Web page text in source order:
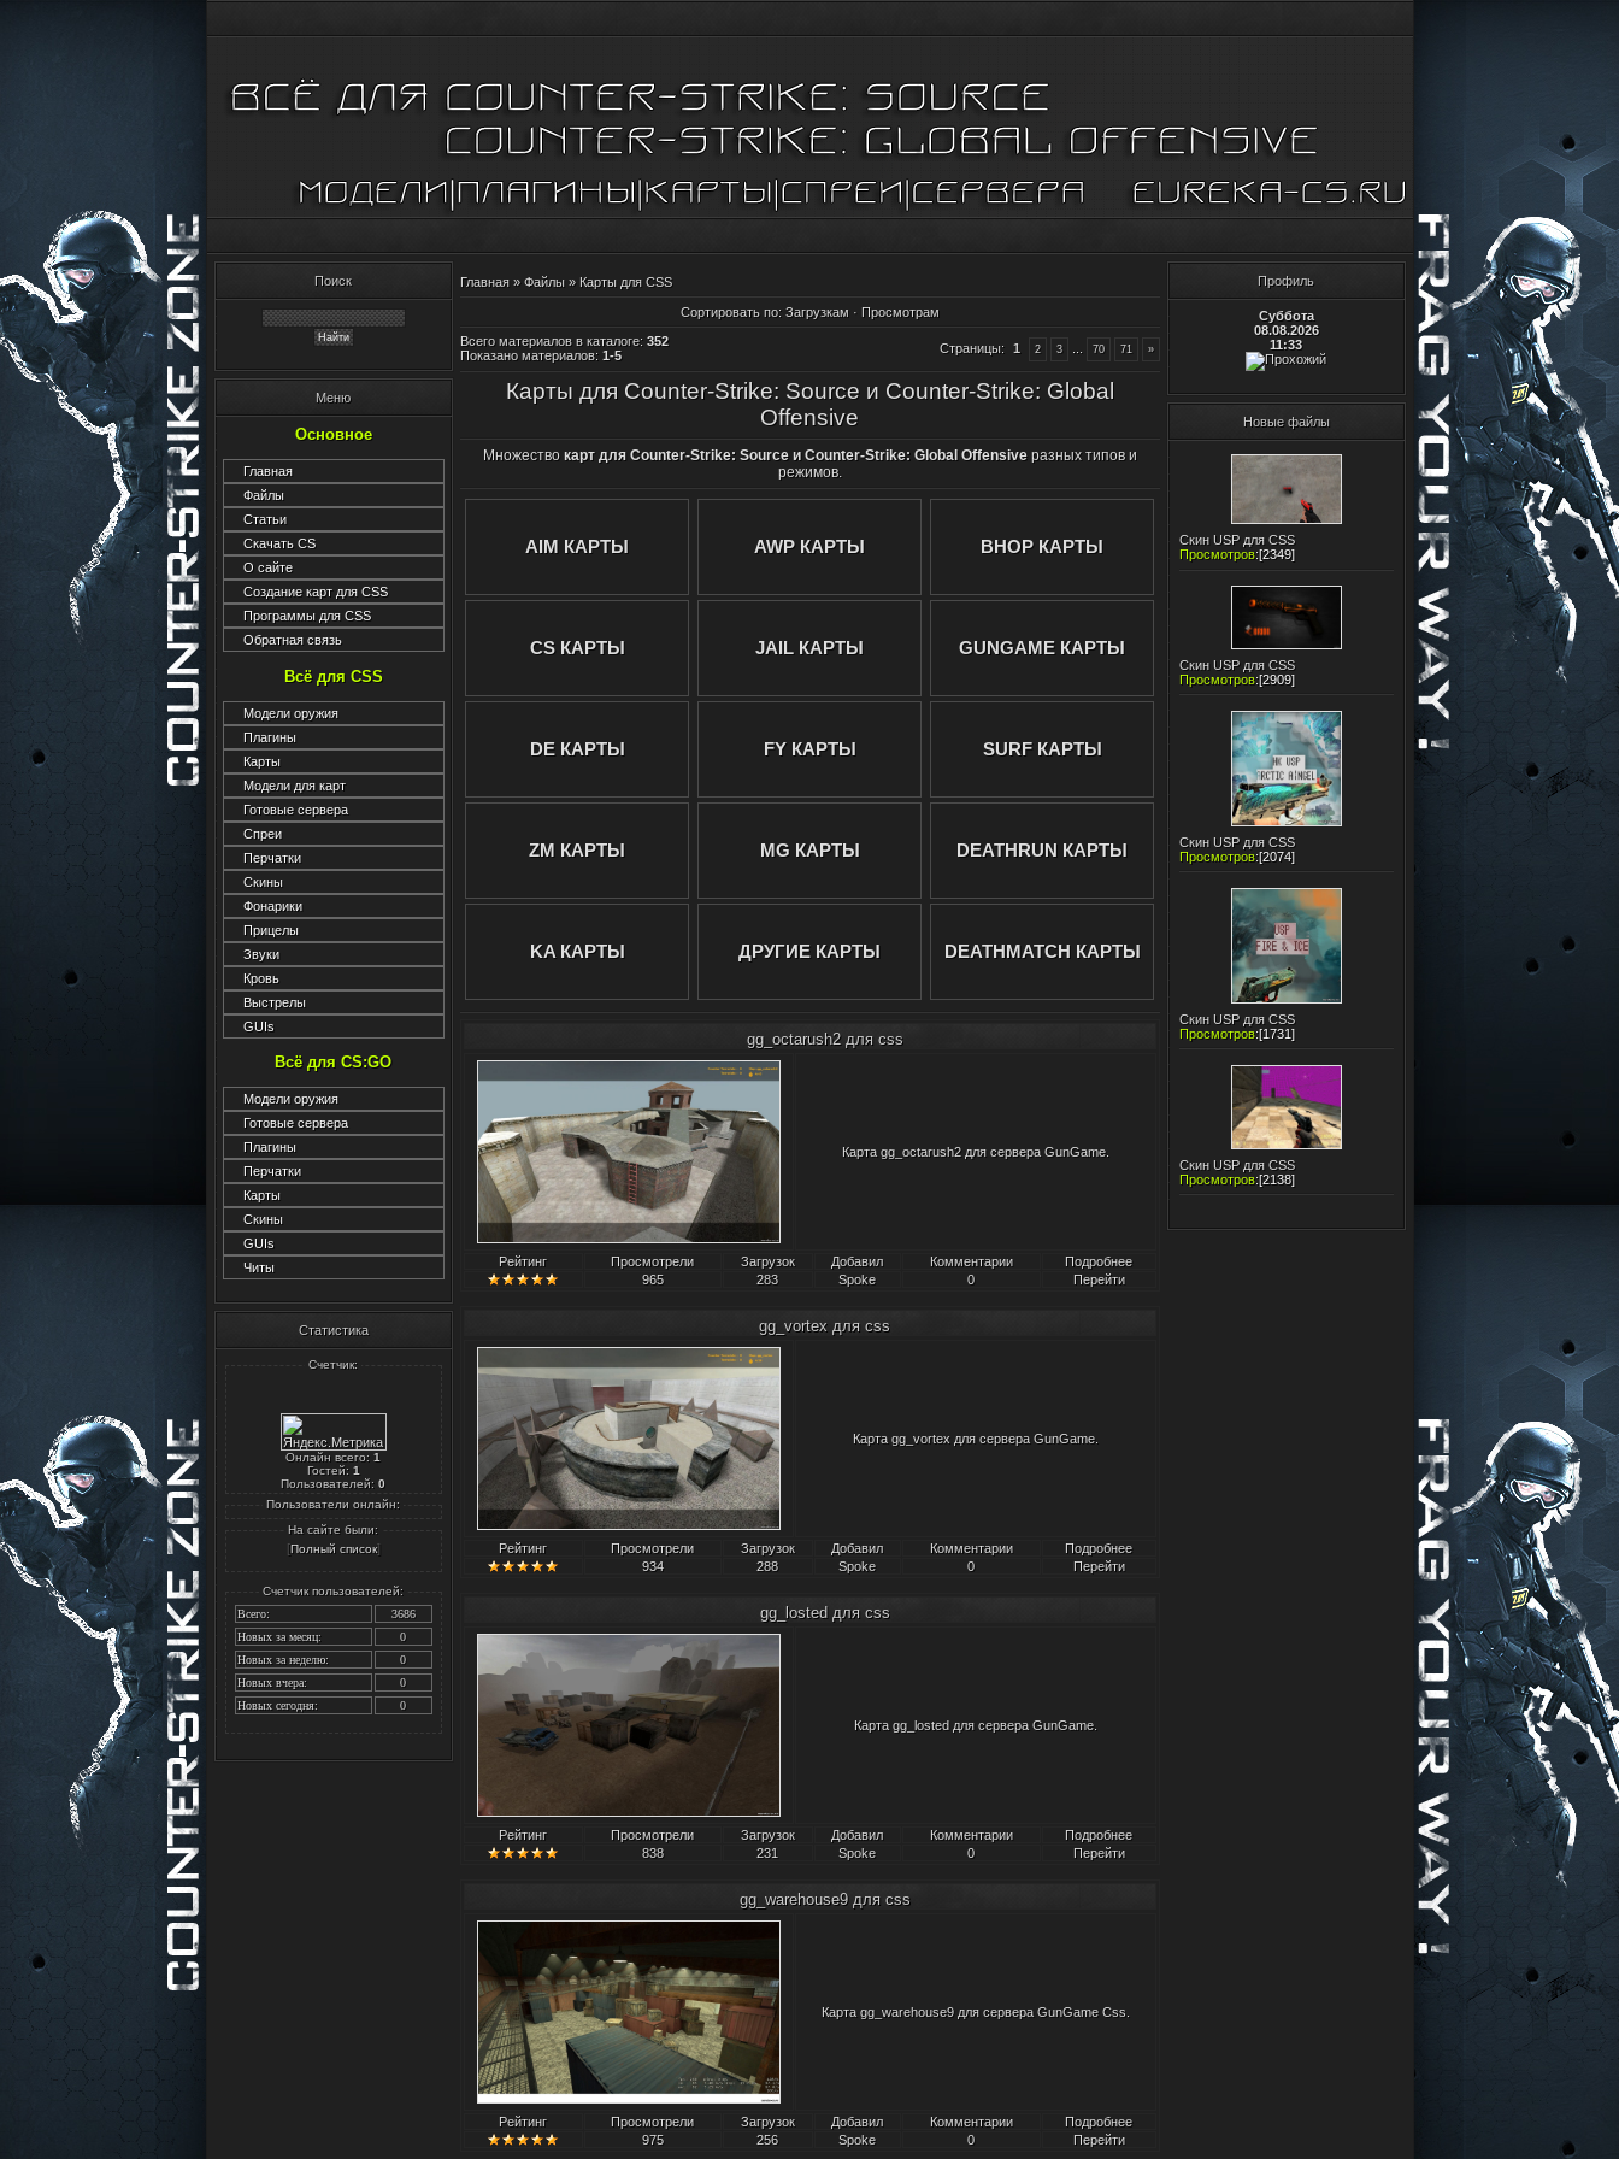
Поиск
Меню
Основное
Главная
Файлы
Статьи
Скачать CS
О сайте
Создание карт для CSS
Программы для CSS
Обратная связь
Всё для CSS
Модели оружия
Плагины
Карты
Модели для карт
Готовые сервера
Спреи
Перчатки
Скины
Фонарики
Прицелы
Звуки
Кровь
Выстрелы
GUIs
Всё для CS:GO
Модели оружия
Готовые сервера
Плагины
Перчатки
Карты
Скины
GUIs
Читы
Статистика
Счетчик:
Онлайн всего: 1
Гостей: 1
Пользователей: 0
Пользователи онлайн:
На сайте были:
[Полный список]
Счетчик пользователей:
Всего:
3686
Новых за месяц:
0
Новых за неделю:
0
Новых вчера:
0
Новых сегодня:
0
Главная» Файлы» Карты для CSS
Сортировать по: Загрузкам · Просмотрам
Всего материалов в каталоге: 352
Показано материалов: 1-5 Страницы: 1 2 3 70 71 »
Карты для Counter-Strike: Source и Counter-Strike: Global
Offensive
Множество карт для Counter-Strike: Source и Counter-Strike: Global Offensiveразных типов и
режимов.
AIM КАРТЫ AWP КАРТЫ BHOP КАРТЫ
CS КАРТЫ JAIL КАРТЫ GUNGAME КАРТЫ
DE КАРТЫ FY КАРТЫ SURF КАРТЫ
ZM КАРТЫ MG КАРТЫ DEATHRUN КАРТЫ
KA КАРТЫ ДРУГИЕ КАРТЫ DEATHMATCH КАРТЫ
gg_octarush2 для css
Карта gg_octarush2 для сервера GunGame.
Рейтинг Просмотрели Загрузок Добавил Комментарии
Подробнее
965
283 Spoke 0 Перейти
gg_vortex для css
Карта gg_vortex для сервера GunGame.
Рейтинг Просмотрели Загрузок Добавил Комментарии
Подробнее
934
288 Spoke 0 Перейти
gg_losted для css
Карта gg_losted для сервера GunGame.
Рейтинг Просмотрели Загрузок Добавил Комментарии
Подробнее
838
231 Spoke 0 Перейти
gg_warehouse9 для css
Карта gg_warehouse9 для сервера GunGame Css.
Рейтинг Просмотрели Загрузок Добавил Комментарии
Подробнее
975
256 Spoke 0 Перейти
Профиль
Суббота
08.08.2026
11:33
Новые файлы
Скин USP для CSS
Просмотров:[2349]
Скин USP для CSS
Просмотров:[2909]
Скин USP для CSS
Просмотров:[2074]
Скин USP для CSS
Просмотров:[1731]
Скин USP для CSS
Просмотров:[2138]